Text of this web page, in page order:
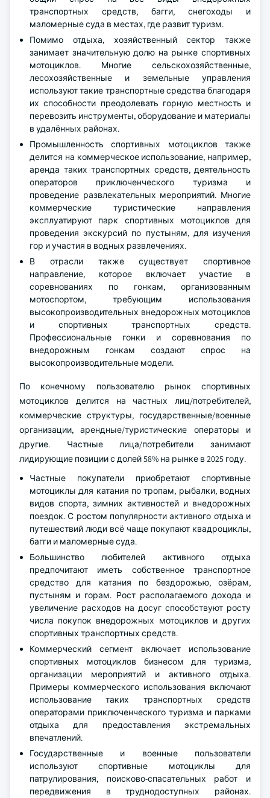
транспортных средств, багги, снегоходы и
маломерные суда в местах, где развит туризм.
Помимо отдыха, хозяйственный сектор также
занимает значительную долю на рынке спортивных
мотоциклов. Многие сельскохозяйственные,
лесохозяйственные и земельные управления
используют такие транспортные средства благодаря
их способности преодолевать горную местность и
перевозить инструменты, оборудование и материалы
в удалённых районах.
Промышленность спортивных мотоциклов также
делится на коммерческое использование, например,
аренда таких транспортных средств, деятельность
операторов приключенческого туризма и
проведение развлекательных мероприятий. Многие
коммерческие туристические направления
эксплуатируют парк спортивных мотоциклов для
проведения экскурсий по пустыням, для изучения
гор и участия в водных развлечениях.
В отрасли также существует спортивное
направление, которое включает участие в
соревнованиях по гонкам, организованным
мотоспортом, требующим использования
высокопроизводительных внедорожных мотоциклов
и спортивных транспортных средств.
Профессиональные гонки и соревнования по
внедорожным гонкам создают спрос на
высокопроизводительные модели.
По конечному пользователю рынок спортивных
мотоциклов делится на частных лиц/потребителей,
коммерческие структуры, государственные/военные
организации, арендные/туристические операторы и
другие. Частные лица/потребители занимают
лидирующие позиции с долей 58% на рынке в 2025 году.
Частные покупатели приобретают спортивные
мотоциклы для катания по тропам, рыбалки, водных
видов спорта, зимних активностей и внедорожных
поездок. С ростом популярности активного отдыха и
путешествий люди всё чаще покупают квадроциклы,
багги и маломерные суда.
Большинство любителей активного отдыха
предпочитают иметь собственное транспортное
средство для катания по бездорожью, озёрам,
пустыням и горам. Рост располагаемого дохода и
увеличение расходов на досуг способствуют росту
числа покупок внедорожных мотоциклов и других
спортивных транспортных средств.
Коммерческий сегмент включает использование
спортивных мотоциклов бизнесом для туризма,
организации мероприятий и активного отдыха.
Примеры коммерческого использования включают
использование таких транспортных средств
операторами приключенческого туризма и парками
отдыха для предоставления экстремальных
впечатлений.
Государственные и военные пользователи
используют спортивные мотоциклы для
патрулирования, поисково-спасательных работ и
передвижения в труднодоступных районах.